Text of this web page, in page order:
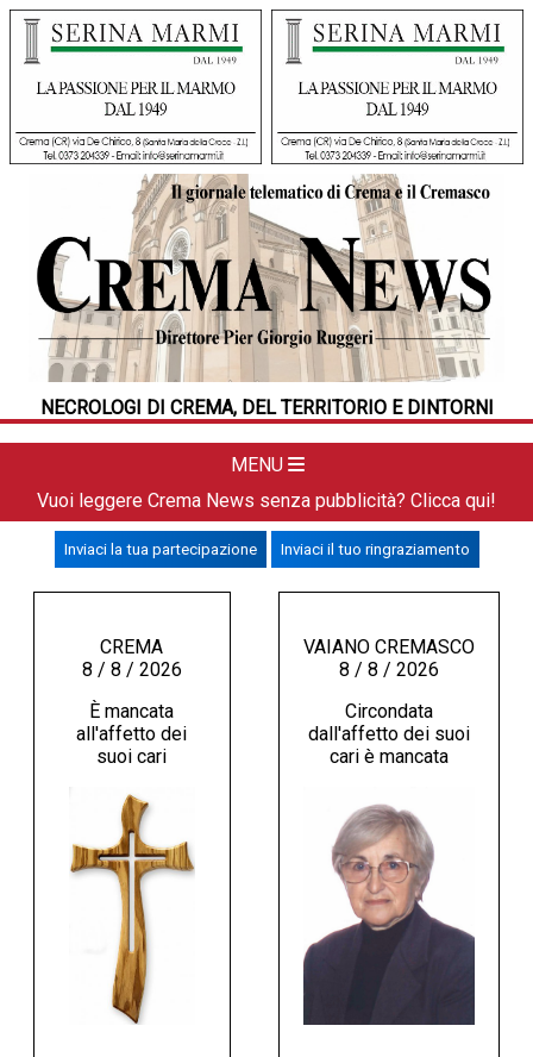
NECROLOGI DI CREMA, DEL TERRITORIO E DINTORNI
MENU
HOME
CRONACA
POLITICA
LA FOTO
DAL TERRITORIO
APPUNTAMENTI
Vuoi leggere Crema News senza pubblicità? Clicca qui!
Inviaci la tua partecipazione Inviaci il tuo ringraziamento
CREMA
8 / 8 / 2026
È mancata
all'affetto dei
suoi cari
VAIANO CREMASCO
8 / 8 / 2026
Circondata
dall'affetto dei suoi
cari è mancata